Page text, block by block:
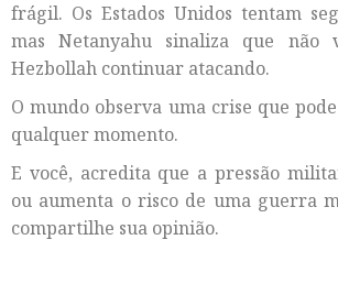
frágil. Os Estados Unidos tentam
mas Netanyahu sinaliza que
Hezbollah continuar atacando.
O mundo observa uma crise que
qualquer momento.
E você, acredita que a pressão
ou aumenta o risco de uma guerra
compartilhe sua opinião.